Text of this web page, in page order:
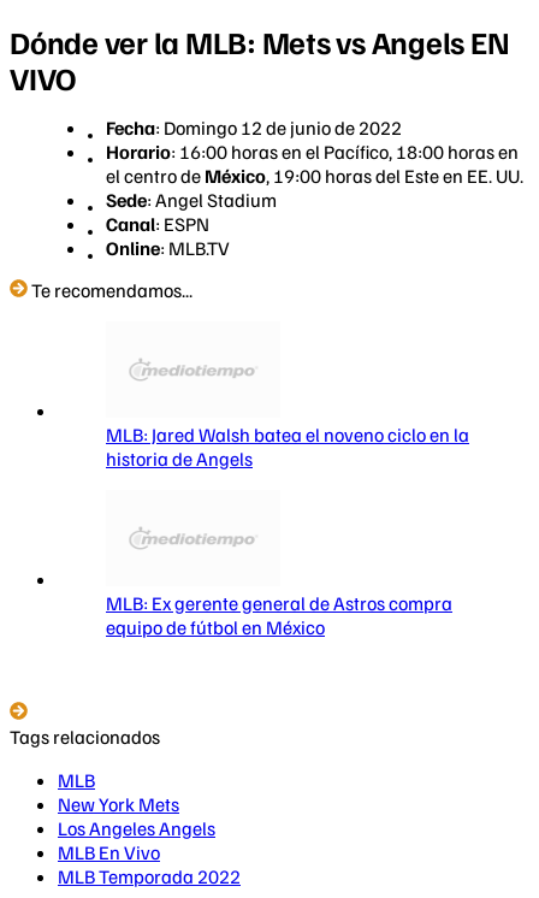
Dónde ver la MLB: Mets vs Angels EN
VIVO
Fecha: Domingo 12 de junio de 2022
Horario: 16:00 horas en el Pacífico, 18:00 horas en
el centro de México, 19:00 horas del Este en EE. UU.
Sede: Angel Stadium
Canal: ESPN
Online: MLB.TV
Te recomendamos...
MLB: Jared Walsh batea el noveno ciclo en la
historia de Angels
MLB: Ex gerente general de Astros compra
equipo de fútbol en México
Tags relacionados
MLB
New York Mets
Los Angeles Angels
MLB En Vivo
MLB Temporada 2022